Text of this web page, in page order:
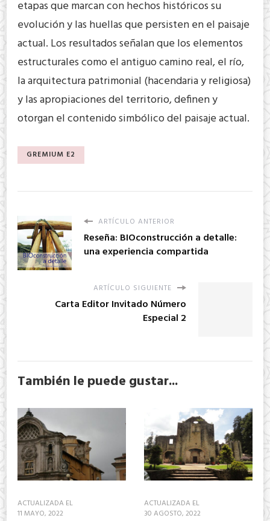
etapas que marcan con hechos históricos su
evolución y las huellas que persisten en el paisaje
actual. Los resultados señalan que los elementos
estructurales como el antiguo camino real, el río,
la arquitectura patrimonial (hacendaria y religiosa)
y las apropiaciones del territorio, definen y
otorgan el contenido simbólico del paisaje actual.
GREMIUM E2
ARTÍCULO ANTERIOR
Reseña: BIOconstrucción a detalle:
una experiencia compartida
ARTÍCULO SIGUIENTE
Carta Editor Invitado Número
Especial 2
También le puede gustar...
ACTUALIZADA EL
11 MAYO, 2022
ACTUALIZADA EL
30 AGOSTO, 2022